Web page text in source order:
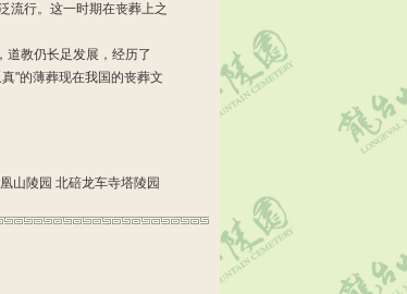
流行。这一时期在丧葬上之
教仍长足发展，经历了
"的薄葬现在我国的丧葬文
山陵园 北碚龙车寺塔陵园